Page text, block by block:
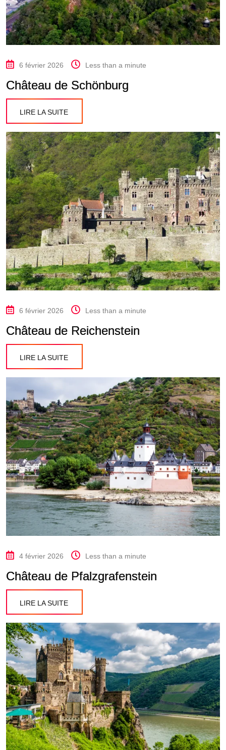
6 février 2026 Less than a minute
Château de Schönburg
LIRE LA SUITE
6 février 2026 Less than a minute
Château de Reichenstein
LIRE LA SUITE
4 février 2026 Less than a minute
Château de Pfalzgrafenstein
LIRE LA SUITE